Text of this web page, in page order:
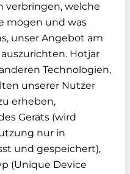
verbringen, welche
mögen und was
unser Angebot am
Hotjar
Technologien,
unserer Nutzer
erheben,
Geräts (wird
nur in
und gespeichert),
(Unique Device